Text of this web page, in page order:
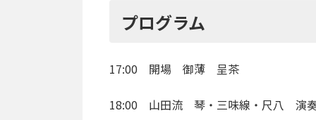
プログラム
17:00 開場 御薄 呈茶
18:00 山田流 琴・三味線・尺八 演